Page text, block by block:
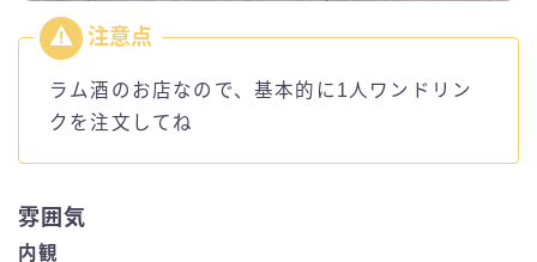
ラム酒のお店なので、基本的に1人ワンドリン
クを注文してね
雰囲気
内観